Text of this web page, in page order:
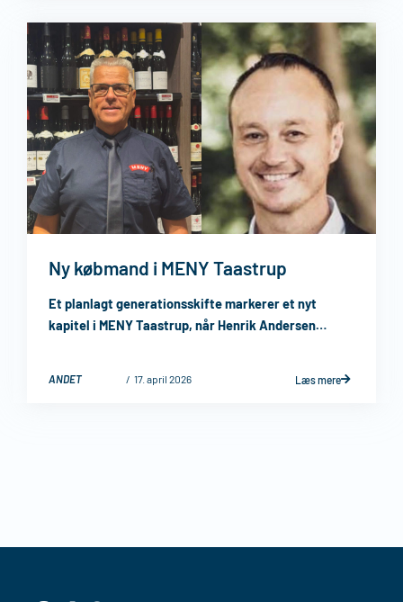
ANDET
Ny købmand i MENY Taastrup
17. april 2026
Et planlagt generationsskifte markerer et nyt
kapitel i MENY Taastrup, når Henrik Andersen
Læs mere